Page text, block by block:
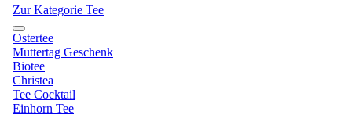
Zur Kategorie Tee
Ostertee
Muttertag Geschenk
Biotee
Christea
Tee Cocktail
Einhorn Tee